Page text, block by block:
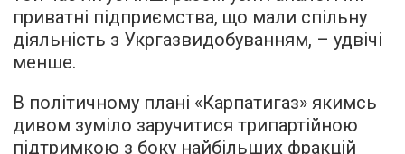
приватні підприємства, що мали спільну
діяльність з Укргазвидобуванням, – удвічі
менше.
В політичному плані «Карпатигаз» якимсь
дивом зуміло заручитися трипартійною
підтримкою з боку найбільших фракцій